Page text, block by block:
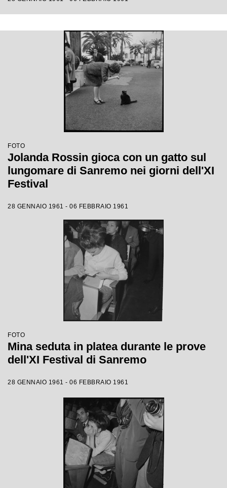
FOTO
Jolanda Rossin gioca con un gatto sul
lungomare di Sanremo nei giorni dell'XI
Festival
28 GENNAIO 1961 - 06 FEBBRAIO 1961
FOTO
Mina seduta in platea durante le prove
dell'XI Festival di Sanremo
28 GENNAIO 1961 - 06 FEBBRAIO 1961